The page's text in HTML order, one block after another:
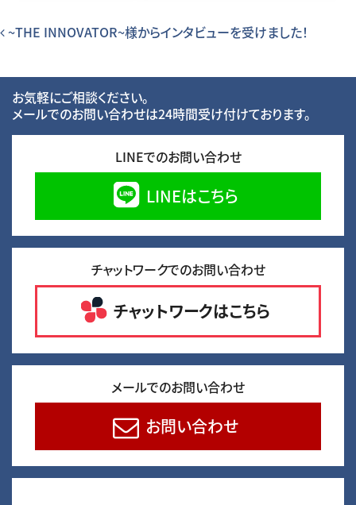
投稿ナビゲーション
~THE INNOVATOR~様からインタビューを受けました！
お気軽にご相談ください。
メールでのお問い合わせは24時間受け付けております。
LINEでのお問い合わせ
LINEはこちら
チャットワークでのお問い合わせ
チャットワークはこちら
メールでのお問い合わせ
お問い合わせ